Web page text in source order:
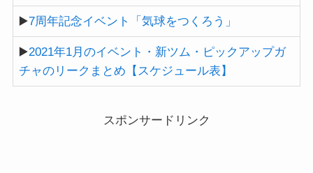
▶️7周年記念イベント「気球をつくろう」
▶️2021年1月のイベント・新ツム・ピックアップガ
チャのリークまとめ【スケジュール表】
スポンサードリンク